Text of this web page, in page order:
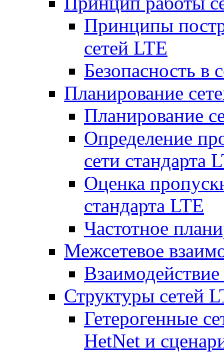
Принципы
сетей LTE
Безопасность в
Планирование
Планирование
Определение
сети стандарта
Оценка
стандарта LTE
Частотное
Межсетевое
Структуры сетей
Гетерогенные
HetNet и